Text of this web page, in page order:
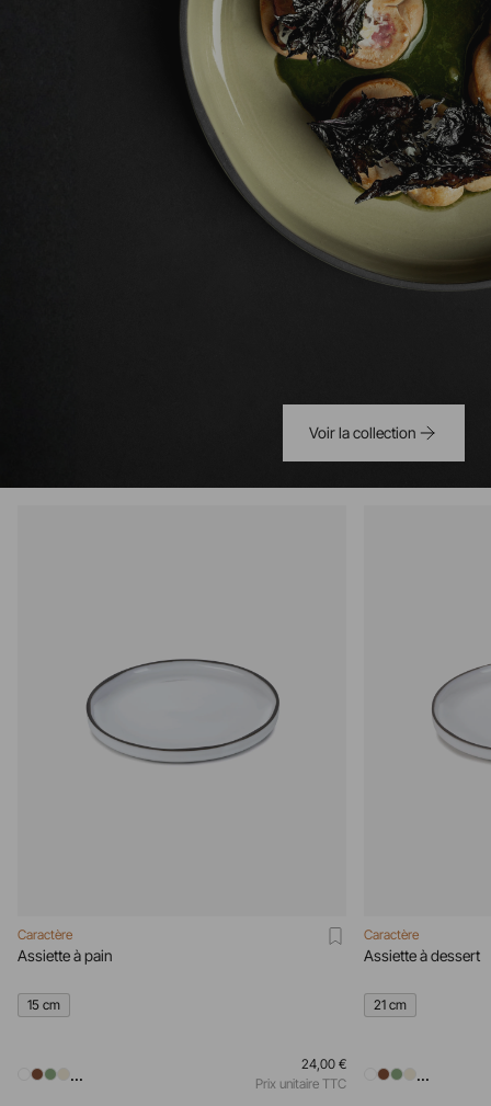
Voir la collection
Caractère
Assiette à pain
15 cm
...
24,00 €
Prix unitaire TTC
Caractère
Assiette à dessert
21 cm
...